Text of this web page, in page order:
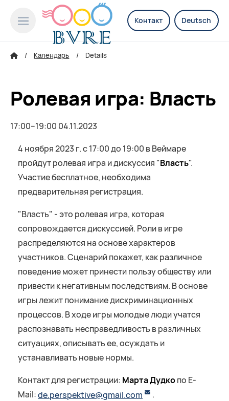
Контакт Deutsch
Календарь Details
Ролевая игра: Власть
17:00–19:00 04.11.2023
4 ноября 2023 г. с 17:00 до 19:00 в Веймаре
пройдут ролевая игра и дискуссия "Власть".
Участие бесплатное, необходима
предварительная регистрация.
"Власть" - это ролевая игра, которая
сопровождается дискуссией. Роли в игре
распределяются на основе характеров
участников. Сценарий покажет, как различное
поведение может принести пользу обществу или
привести к негативным последствиям. В основе
игры лежит понимание дискриминационных
процессов. В ходе игры молодые люди учатся
распознавать несправедливость в различных
ситуациях, описывать ее, осуждать и
устанавливать новые нормы.
Контакт для регистрации: Марта Дудкопо E-
Mail:de.perspektive@gmail.com .